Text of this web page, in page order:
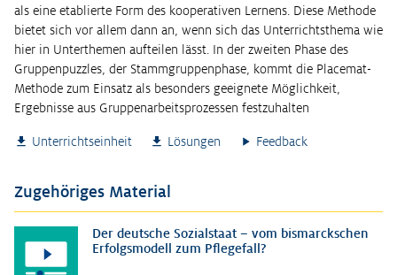
als eine etablierte Form des kooperativen Lernens. Diese Methode
bietet sich vor allem dann an, wenn sich das Unterrichtsthema wie
hier in Unterthemen aufteilen lässt. In der zweiten Phase des
Gruppenpuzzles, der Stammgruppenphase, kommt die Placemat-
Methode zum Einsatz als besonders geeignete Möglichkeit,
Ergebnisse aus Gruppenarbeitsprozessen festzuhalten
Unterrichtseinheit Lösungen Feedback
Zugehöriges Material
Der deutsche Sozialstaat – vom bismarckschen
Erfolgsmodell zum Pflegefall?